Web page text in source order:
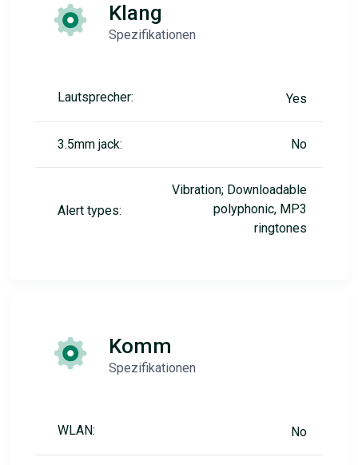
Klang
Spezifikationen
Lautsprecher: Yes
3.5mm jack: No
Alert types:
Vibration; Downloadable
polyphonic, MP3
ringtones
Komm
Spezifikationen
WLAN: No